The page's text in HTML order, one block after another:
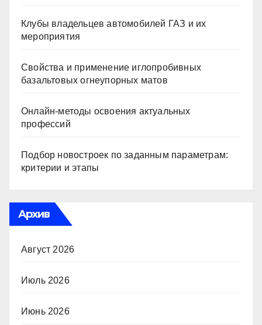
Клубы владельцев автомобилей ГАЗ и их
мероприятия
Свойства и применение иглопробивных
базальтовых огнеупорных матов
Онлайн-методы освоения актуальных
профессий
Подбор новостроек по заданным параметрам:
критерии и этапы
Архив
Август 2026
Июль 2026
Июнь 2026